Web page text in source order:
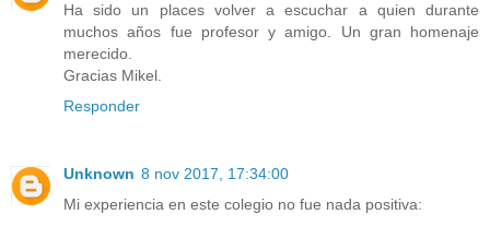
Ha sido un places volver a escuchar a quien durante
muchos años fue profesor y amigo. Un gran homenaje
merecido.
Gracias Mikel.
Responder
Unknown 8 nov 2017, 17:34:00
Mi experiencia en este colegio no fue nada positiva: